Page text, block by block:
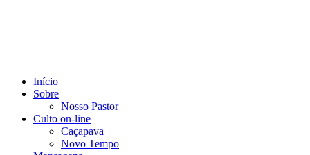
Início
Sobre
Nosso Pastor
Culto on-line
Caçapava
Novo Tempo